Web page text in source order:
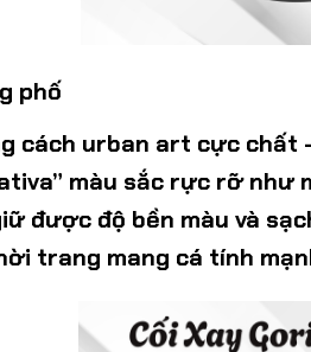
phố
cách urban art cực chất
màu sắc rực rỡ
được độ bền màu và
trang mang cá tính